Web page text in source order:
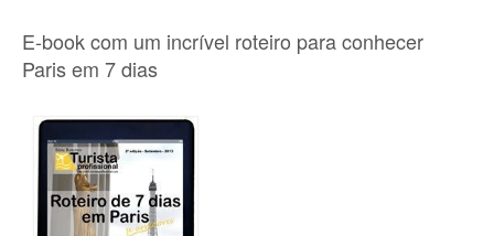
E-book com um incrível roteiro para conhecer
Paris em 7 dias